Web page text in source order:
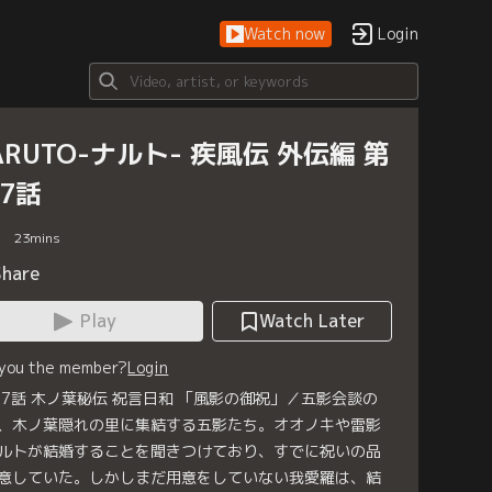
Watch now Login
ナルト- 疾風伝 外伝編 第
話
23mins
Play
Watch Later
the member?Login
話 木ノ葉秘伝 祝言日和 「風影の御祝」／五影会談の
木ノ葉隠れの里に集結する五影たち。オオノキや雷影
トが結婚することを聞きつけており、すでに祝いの品
していた。しかしまだ用意をしていない我愛羅は、結